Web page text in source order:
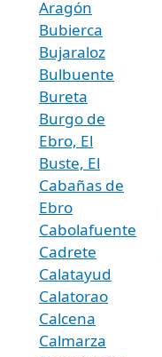
Aragón
Bubierca
Bujaraloz
Bulbuente
Bureta
Burgo de
Ebro, El
Buste, El
Cabañas de
Ebro
Cabolafuente
Cadrete
Calatayud
Calatorao
Calcena
Calmarza